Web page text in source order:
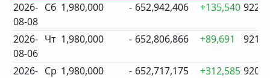
2026-
08-08
Сб 1,980,000 - 652,942,406 +135,540 922
2026-
08-06
Чт 1,980,000 - 652,806,866 +89,691 921
2026- Ср 1,980,000 - 652,717,175 +312,585 920